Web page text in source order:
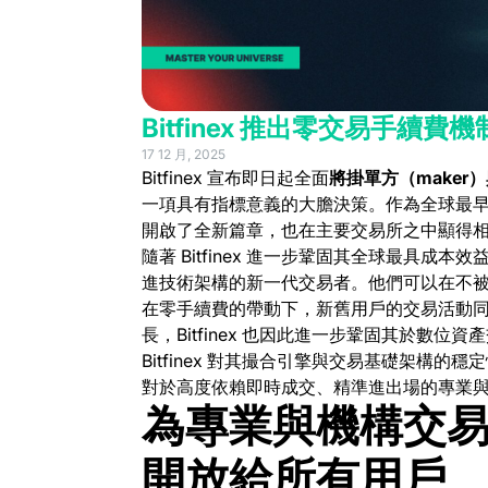
Bitfinex 推出零交易手續費機
17 12 月, 2025
Bitfinex 宣布即日起全面將掛單方（maker
一項具有指標意義的大膽決策。作為全球最
開啟了全新篇章，也在主要交易所之中顯得
隨著 Bitfinex 進一步鞏固其全球最具成本效
進技術架構的新一代交易者。他們可以在不
在零手續費的帶動下，新舊用戶的交易活動
長，Bitfinex 也因此進一步鞏固其於數位資
Bitfinex 對其撮合引擎與交易基礎架構的穩
對於高度依賴即時成交、精準進出場的專業
為專業與機構交